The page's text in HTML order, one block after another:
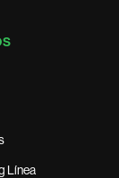
Línea